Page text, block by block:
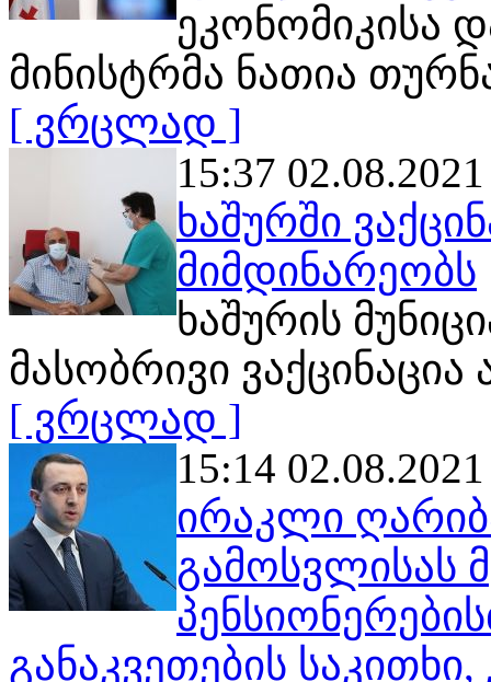
ეკონომიკისა
მინისტრმა ნათია
[ ვრცლად ]
15:37 02.08.2021
ხაშურში
მიმდინარეობს
ხაშურის
მასობრივი
[ ვრცლად ]
15:14 02.08.2021
ირაკლი
გამოსვლისას
განაკვეთების